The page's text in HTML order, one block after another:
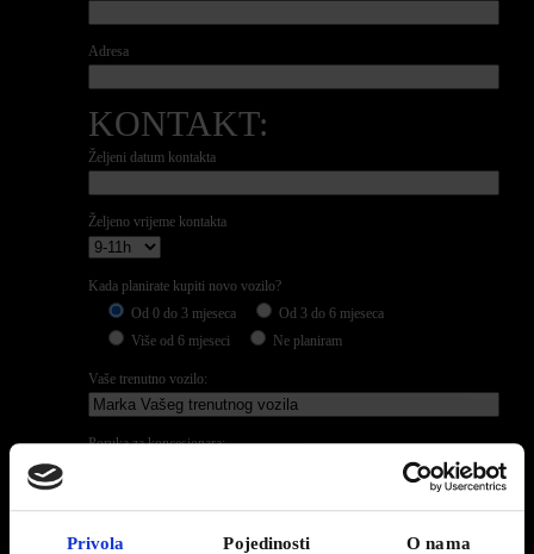
Privola Pojedinosti O nama
Adresa
KONTAKT:
Željeni datum kontakta
Željeno vrijeme kontakta
Kada planirate kupiti novo vozilo?
Od 0 do 3 mjeseca
Od 3 do 6 mjeseca
Više od 6 mjeseci
Ne planiram
Vaše trenutno vozilo:
Poruka za koncesionara: